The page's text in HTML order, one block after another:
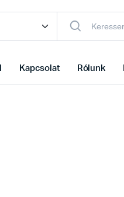
Kapcsolat Rólunk